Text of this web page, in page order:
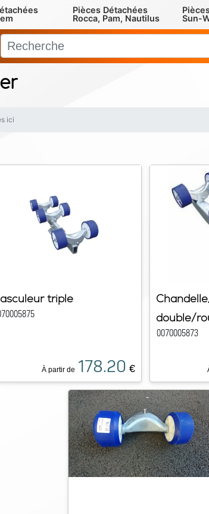
Pièces Détachées
Rocca, Pam, Nautilus
Sun-
ici
triple
À partir de 178.20 €
double/
0070005873